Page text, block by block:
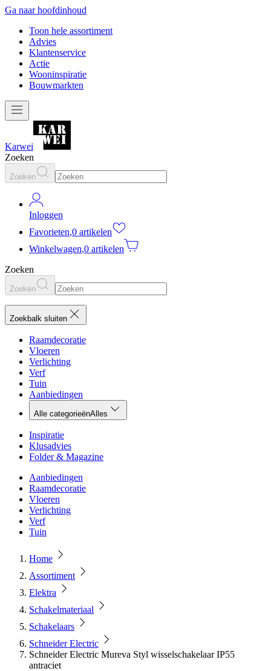
Ga naar hoofdinhoud
Toon hele assortiment
Advies
Klantenservice
Actie
Wooninspiratie
Bouwmarkten
Karwei
Zoeken
Zoeken
Inloggen
Favorieten,0 artikelen
Winkelwagen,0 artikelen
Zoeken
Zoeken
Zoekbalk sluiten
Raamdecoratie
Vloeren
Verlichting
Verf
Tuin
Aanbiedingen
Alle categorieënAlles
Inspiratie
Klusadvies
Folder & Magazine
Aanbiedingen
Raamdecoratie
Vloeren
Verlichting
Verf
Tuin
Home
Assortiment
Elektra
Schakelmateriaal
Schakelaars
Schneider Electric
Schneider Electric Mureva Styl wisselschakelaar IP55
antraciet